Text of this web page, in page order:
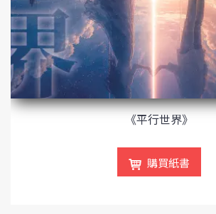
《平行世界》
購買紙書